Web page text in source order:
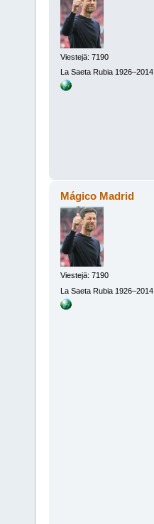
Viestejä: 7190
La Saeta Rubia 1926–2014
Mágico Madrid
Viestejä: 7190
La Saeta Rubia 1926–2014